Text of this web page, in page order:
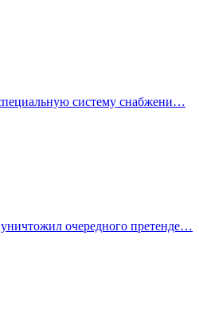
систему снабжени…
очередного претенде…